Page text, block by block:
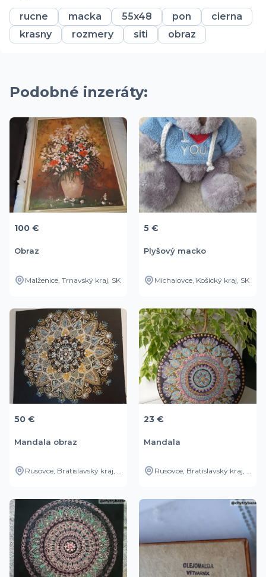
rucne macka 55x48 pon
cierna
krasny
rozmery siti obraz
Podobné inzeráty:
100 €
Obraz
Malženice, Trnavský kraj, SK
5 €
Plyšový macko
Michalovce, Košický kraj, SK
50 €
Mandala obraz
Rusovce, Bratislavský kraj, SK
23 €
Mandala
Rusovce, Bratislavský kraj, SK